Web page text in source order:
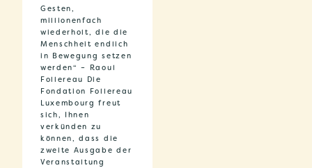
Gesten,
millionenfach
wiederholt, die die
Menschheit endlich
in Bewegung setzen
werden“ – Raoul
Follereau Die
Fondation Follereau
Luxembourg freut
sich, Ihnen
verkünden zu
können, dass die
zweite Ausgabe der
Veranstaltung